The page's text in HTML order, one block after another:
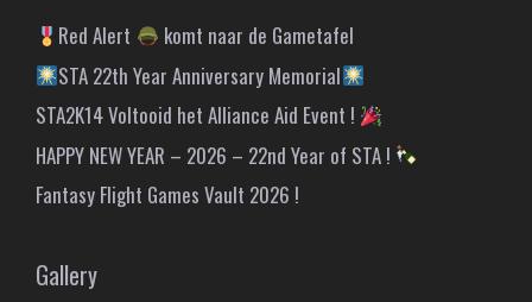
Red Alert
komt naar de Gametafel
STA 22th Year Anniversary Memorial
STA2K14 Voltooid het Alliance Aid Event !
HAPPY NEW YEAR – 2026 – 22nd Year of STA !
Fantasy Flight Games Vault 2026 !
Gallery